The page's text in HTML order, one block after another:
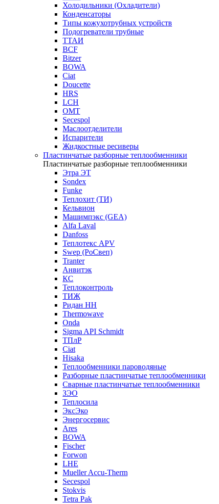
Холодильники (Охладители)
Конденсаторы
Типы кожухотрубных устройств
Подогреватели трубные
ТТАИ
BCF
Bitzer
BOWA
Ciat
Doucette
HRS
LCH
OMT
Secespol
Маслоотделители
Испарители
Жидкостные ресиверы
Пластинчатые разборные теплообменники
Пластинчатые разборные теплообменники
Этра ЭТ
Sondex
Funke
Теплохит (ТИ)
Кельвион
Машимпэкс (GEA)
Alfa Laval
Danfoss
Теплотекс APV
Swep (РоСвеп)
Tranter
Анвитэк
КС
Теплоконтроль
ТИЖ
Ридан НН
Thermowave
Onda
Sigma API Schmidt
ТПлР
Ciat
Hisaka
Теплообменники пароводяные
Разборные пластинчатые теплообменники
Сварные пластинчатые теплообменники
ЗЭО
Теплосила
ЭксЭко
Энергосервис
Ares
BOWA
Fischer
Forwon
LHE
Mueller Accu-Therm
Secespol
Stokvis
Tetra Pak